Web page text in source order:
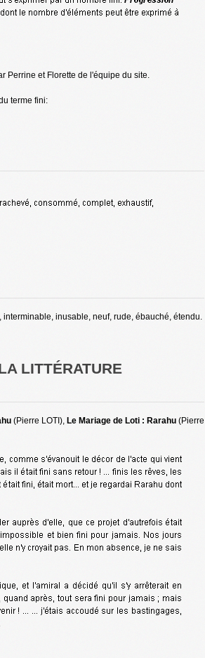
Perrine et Florette de l'équipe du site.
terme fini:
inusable, neuf, rude, ébauché, étendu.
LITTÉRATURE
(Pierre LOTI), Le Mariage de Loti : Rarahu(Pierre